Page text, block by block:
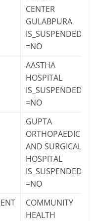
CENTER
GULABPURA
IS_SUSPENDED
=NO
AASTHA
HOSPITAL
IS_SUSPENDED
=NO
GUPTA
ORTHOPAEDIC
AND SURGICAL
HOSPITAL
IS_SUSPENDED
=NO
COMMUNITY
HEALTH